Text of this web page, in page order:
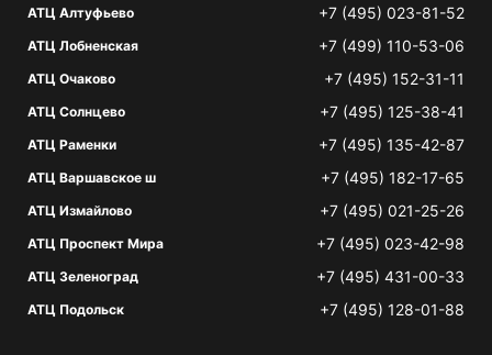
АТЦ Алтуфьево +7 (495) 023-81-52
АТЦ Лобненская +7 (499) 110-53-06
АТЦ Очаково +7 (495) 152-31-11
АТЦ Солнцево +7 (495) 125-38-41
АТЦ Раменки +7 (495) 135-42-87
АТЦ Варшавское ш +7 (495) 182-17-65
АТЦ Измайлово +7 (495) 021-25-26
АТЦ Проспект Мира +7 (495) 023-42-98
АТЦ Зеленоград +7 (495) 431-00-33
АТЦ Подольск +7 (495) 128-01-88